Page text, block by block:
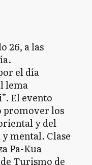
26, a las
el día
lema
El evento
promover los
y del
mental. Clase
Pa-Kua
Turismo de